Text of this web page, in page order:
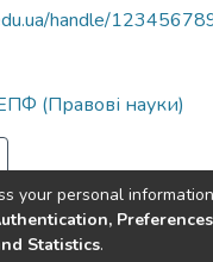
handle/
ЕПФ (Правові науки)
your personal
Statistics.